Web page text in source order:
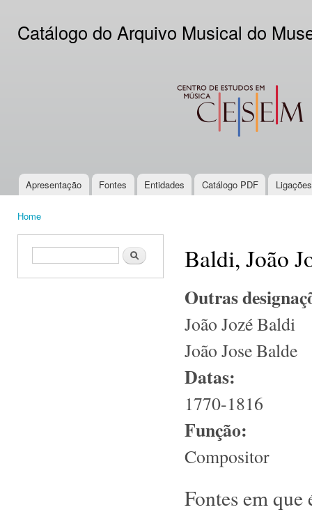
Catálogo do Arquivo Musical do
CESEM
Main menu
Apresentação Fontes Entidades Catálogo PDF
Home
Search form Search Baldi, João
Outras
João Jozé Baldi
João Jose Balde
Datas:
1770-1816
Função:
Compositor
Fontes em que